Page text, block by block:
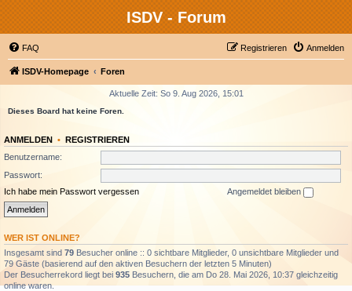
ISDV - Forum
FAQ Anmelden
Registrieren
ISDV-Homepage Foren
Aktuelle Zeit: So 9. Aug 2026, 15:01
Dieses Board hat keine Foren.
ANMELDEN • REGISTRIEREN
Benutzername:
Passwort:
Ich habe mein Passwort vergessen
Angemeldet bleiben
WER IST ONLINE?
Insgesamt sind 79 Besucher online :: 0 sichtbare Mitglieder, 0 unsichtbare Mitglieder und
79 Gäste (basierend auf den aktiven Besuchern der letzten 5 Minuten)
Der Besucherrekord liegt bei 935 Besuchern, die am Do 28. Mai 2026, 10:37 gleichzeitig
online waren.